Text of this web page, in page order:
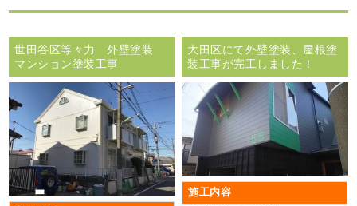
世田谷区等々力 外壁塗装
マンション塗装工事
大田区にて外壁塗装、屋根塗
装工事が完工しました！
施工内容